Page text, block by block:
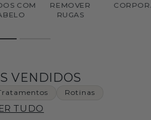
COM
REMOVER
RUGAS
VENDIDOS
Rotinas
TUDO